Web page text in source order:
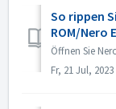
So rippen
ROM/Nero
Fr, 21 Jul,